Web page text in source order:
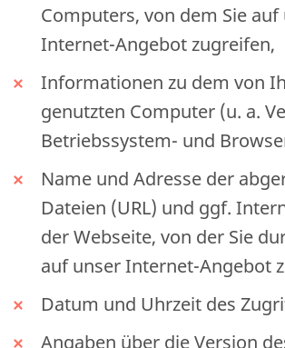
Computers, von dem Sie auf
Internet-Angebot zugreifen,
Informationen zu dem von
genutzten Computer (u. a.
Betriebssystem- und
Name und Adresse der
Dateien (URL) und ggf.
der Webseite, von der Sie
auf unser Internet-Angebot
Datum und Uhrzeit des
Angaben über die Version